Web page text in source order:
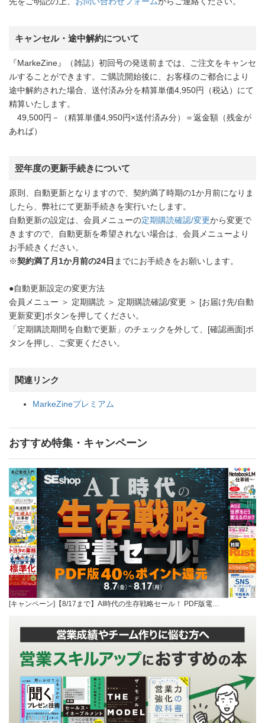
キャンセル・途中解約について
『MarkeZine』（雑誌）初回号の発送前までは、ご注文をキャンセ
ルすることができます。ご購読開始後に、お客様のご都合により
途中解約された場合、送付済み分を精算単価4,950円（税込）にて
精算いたします。
49,500円－（精算単価4,950円×送付済み分）＝返金額（残金が
あれば）
翌年度の更新手続きについて
原則、自動更新となりますので、契約満了時期の1か月前になりま
したら、弊社にて更新手続きを実行いたします。
自動更新の設定は、会員メニューの定期購読確認/変更から変更で
きますので、自動更新を希望されない場合は、会員メニューより
お手続きください。
※契約満了月1か月前の24日 までにお手続きをお願いします。
●自動更新設定の変更方法
会員メニュー ＞ 定期購読 ＞ 定期購読確認/変更 ＞ [お届け先/自動
更新変更]ボタンを押してください。
「定期購読期間を自動で更新」のチェックを外して、[確認画面]ボ
タンを押し、ご変更ください。
関連リンク
MarkeZineプレミアム
おすすめ特集・キャンペーン
[キャンペーン]【8/17まで】AI時代の生存戦略セール！ PDF版電…